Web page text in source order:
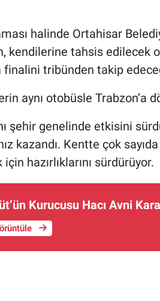
halinde Ortahisar
kendilerine tahsis edilecek
finalini tribünden takip
aynı otobüsle Trabzon’a
şehir genelinde etkisini
kazandı. Kentte çok
hazırlıklarını sürdürüyor.
Kurucusu Hacı Avni